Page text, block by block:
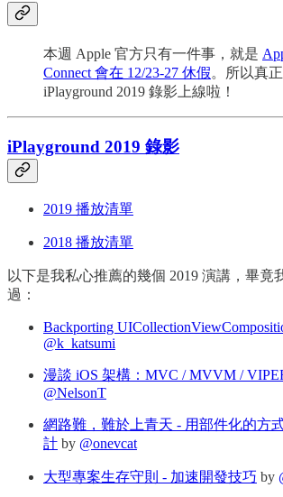
本週 Apple 官方只有一件事，就是
Connect 會在 12/23-27 休假。所以真
iPlayground 2019 錄影上線啦！
iPlayground 2019 錄影
2019 播放清單
2018 播放清單
以下是我私心推薦的幾個 2019 演講，畢竟
過：
Backporting
@k_katsumi
漫談 iOS 架構：MVC / MVVM /
@NelsonT
網路難，難於上青天 - 用部件化的方
計 by @onevcat
大型專案生存守則 - 加速開發技巧 by